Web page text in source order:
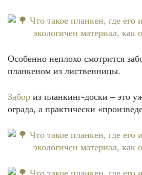
Особенно неплохо смотрится
планкеном из лиственницы.
Забор из планкинг-доски – это
ограда, а практически